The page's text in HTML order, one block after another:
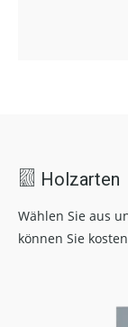
Holzarten
Wählen Sie aus
können Sie